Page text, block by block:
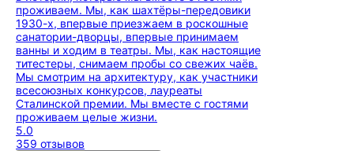
проживаем. Мы, как шахтёры-передовики
1930-х, впервые приезжаем в роскошные
санатории-дворцы, впервые принимаем
ванны и ходим в театры. Мы, как настоящие
титестеры, снимаем пробы со свежих чаёв.
Мы смотрим на архитектуру, как участники
всесоюзных конкурсов, лауреаты
Сталинской премии. Мы вместе с гостями
проживаем целые жизни.
5.0
359 отзывов